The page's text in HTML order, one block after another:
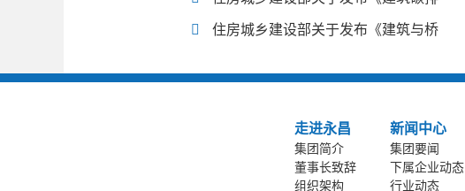
住房城乡建设部关于发布《建筑与桥
走进永昌
集团简介
董事长致辞
组织架构
新闻中心
集团要闻
下属企业动态
行业动态